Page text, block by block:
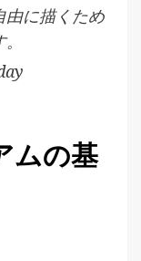
由に描くため
ムの基